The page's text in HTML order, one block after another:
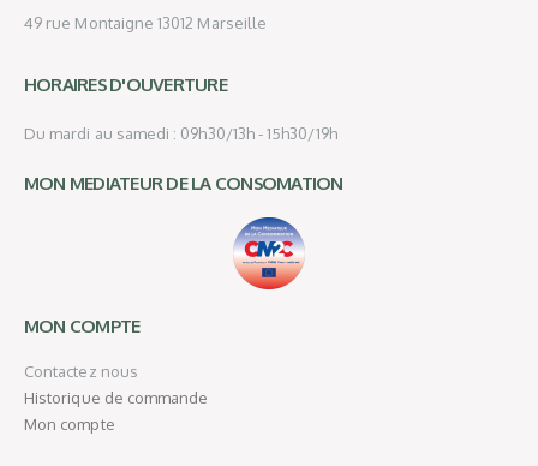
49 rue Montaigne 13012 Marseille
HORAIRES D'OUVERTURE
Du mardi au samedi : 09h30/13h - 15h30/19h
MON MEDIATEUR DE LA CONSOMATION
MON COMPTE
Contactez nous
Historique de commande
Mon compte